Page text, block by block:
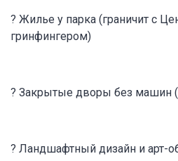
? Жилье у парка (граничит с
гринфингером)
? Закрытые дворы без машин
? Ландшафтный дизайн и арт-